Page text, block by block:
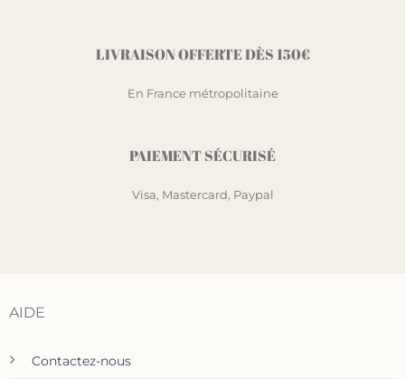
LIVRAISON OFFERTE DÈS 150€
En France métropolitaine
PAIEMENT SÉCURISÉ
Visa, Mastercard, Paypal
AIDE
Contactez-nous